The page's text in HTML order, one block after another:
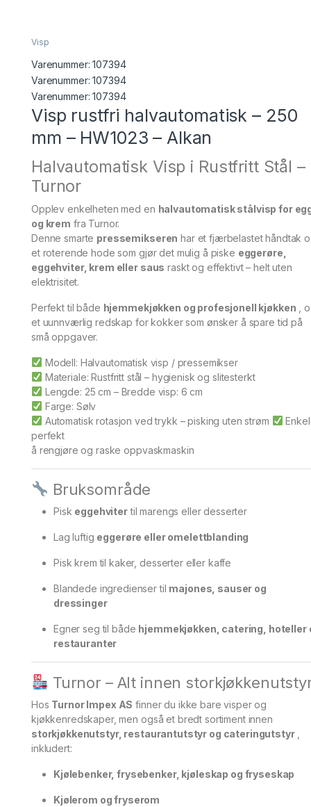
Visp
Varenummer:107394
Varenummer: 107394
Varenummer:107394
Visp rustfri halvautomatisk – 250
mm – HW1023 – Alkan
Halvautomatisk Visp i Rustfritt Stål –
Turnor
Opplev enkelheten med en halvautomatisk stålvisp for
og krem ​​fra Turnor.
Denne smarte pressemikseren har et fjærbelastet håndtak
et roterende hode som gjør det mulig å piske eggerøre,
eggehviter, krem ​​eller saus raskt og effektivt – helt uten
elektrisitet.
Perfekt til både hjemmekjøkken og profesjonell kjøkken ,
et uunnværlig redskap for kokker som ønsker å spare tid på
små oppgaver.
Modell: Halvautomatisk visp / pressemikser
Materiale: Rustfritt stål – hygienisk og slitesterkt
Lengde: 25 cm – Bredde visp: 6 cm
Farge: Sølv
Automatisk rotasjon ved trykk – pisking uten strøm
Enkel
perfekt
å rengjøre og raske oppvaskmaskin
Bruksområde
Pisk eggehvitertil marengs eller desserter
Lag luftig eggerøre eller omelettblanding
Pisk krem ​​til kaker, desserter eller kaffe
Blandede ingredienser til majones, sauser og
dressinger
Egner seg til både hjemmekjøkken, catering, hoteller
restauranter
Turnor – Alt innen
Hos Turnor Impex AS finner du ikke bare visper og
kjøkkenredskaper, men også et bredt sortiment innen
storkjøkkenutstyr, restaurantutstyr og cateringutstyr,
inkludert:
Kjølebenker, frysebenker, kjøleskap og fryseskap
Kjølerom og fryserom